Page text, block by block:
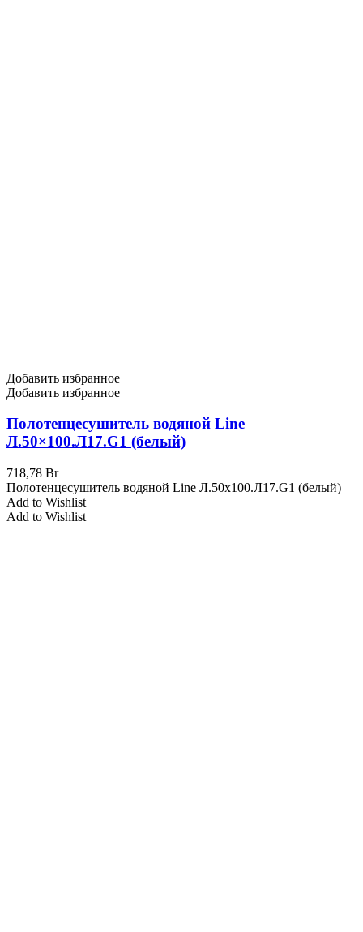
Добавить избранное
Добавить избранное
Полотенцесушитель водяной Line
Л.50×100.Л17.G1 (белый)
718,78 Br
Полотенцесушитель водяной Line Л.50x100.Л17.G1 (белый)
Add to Wishlist
Add to Wishlist